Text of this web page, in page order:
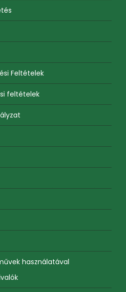
Feltételek
feltételek
használatával